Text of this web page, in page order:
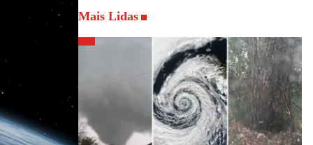
Mais Lidas